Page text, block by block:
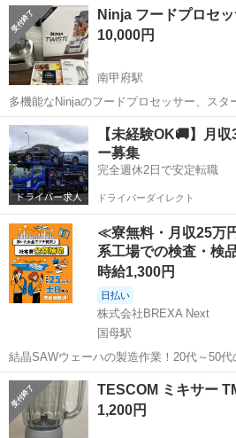
山梨 中巨摩郡 キッチン
Ninja フードプロセ
10,000円
南甲府駅
多機能なNinjaのフードプロセッサー、スタ
付きで、調理が簡単に行えます。 - ブランド: Ninja - 機能: スタート/ス
トップ/PULSE機能 - 蓋のデザイン: ロック
山梨 甲府市 南甲府駅 キッチン
【未経験OK🚚】月
ー募集
完全週休2日で安定転職
ドライバーダイレクト
≪寮無料・月収25万
系工場での検査・検
時給1,300円
日払い
株式会社BREXA Next
国母駅
結晶SAWウェーハの製造作業！20代～50
120日＆土日祝休み！クリーンルーム内で
◎正社員登用制度あり！マイカー通勤可！
人気の工場のお仕事 ◇結晶...
山梨 国母駅 その他
TESCOM ミキサー
1,200円